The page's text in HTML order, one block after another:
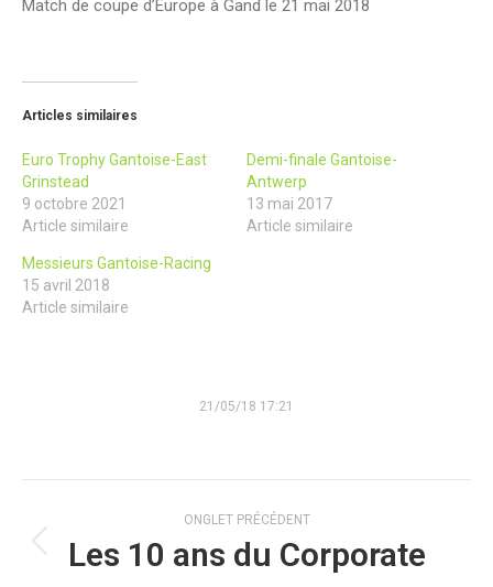
Match de coupe d’Europe à Gand le 21 mai 2018
Articles similaires
Euro Trophy Gantoise-East
Grinstead
9 octobre 2021
Article similaire
Demi-finale Gantoise-
Antwerp
13 mai 2017
Article similaire
Messieurs Gantoise-Racing
15 avril 2018
Article similaire
21/05/18 17:21
de
ONGLET PRÉCÉDENT
Onglet
Les 10 ans du Corporate